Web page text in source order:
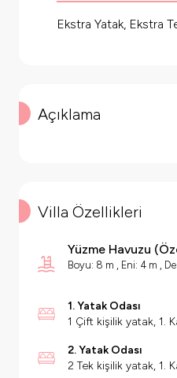
Ekstra Yatak, Ekstra
Açıklama
Villa Özellikleri
Yüzme Havuzu (
Boyu: 8 m , Eni: 4 m ,
1. Yatak Odası
1 Çift kişilik yatak, 1.
2. Yatak Odası
2 Tek kişilik yatak, 1.